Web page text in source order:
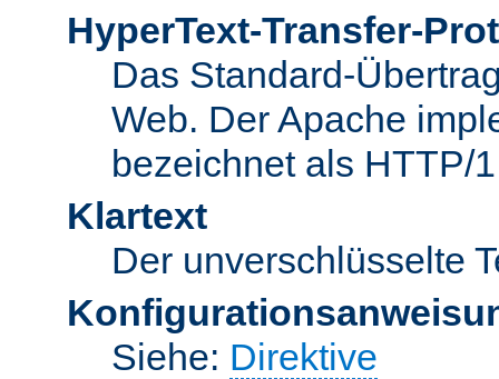
HyperText-Transfer-
Das Standard-
Web. Der Apache
bezeichnet als HTTP/
Klartext
Der unverschlüsselte
Siehe: Direktive